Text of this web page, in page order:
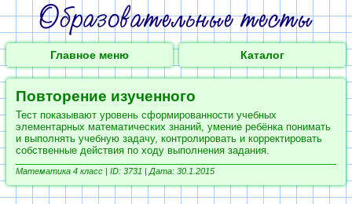
Главное меню Каталог
Повторение изученного
Тест показывают уровень сформированности учебных
элементарных математических знаний, умение ребёнка понимать
и выполнять учебную задачу, контролировать и корректировать
собственные действия по ходу выполнения задания.
Математика 4 класс | ID: 3731 | Дата: 30.1.2015